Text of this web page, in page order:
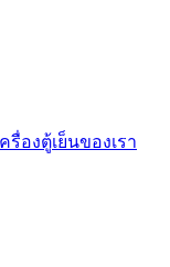
องตู้เย็นของเรา